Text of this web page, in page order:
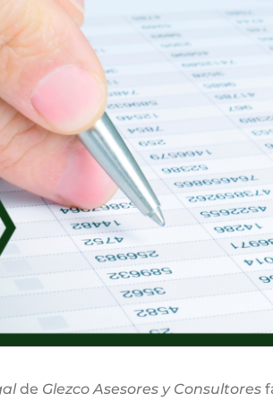
de Glezco Asesores y Consultores